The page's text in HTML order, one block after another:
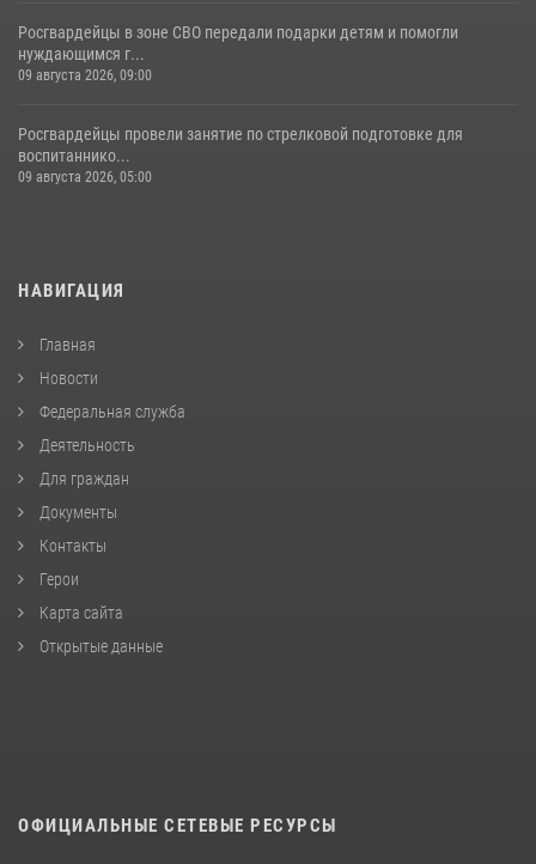
Росгвардейцы в зоне СВО передали подарки детям и помогли
нуждающимся г...
09 августа 2026, 09:00
Росгвардейцы провели занятие по стрелковой подготовке для
воспитаннико...
09 августа 2026, 05:00
НАВИГАЦИЯ
Главная
Новости
Федеральная служба
Деятельность
Для граждан
Документы
Контакты
Герои
Карта сайта
Открытые данные
ОФИЦИАЛЬНЫЕ СЕТЕВЫЕ РЕСУРСЫ